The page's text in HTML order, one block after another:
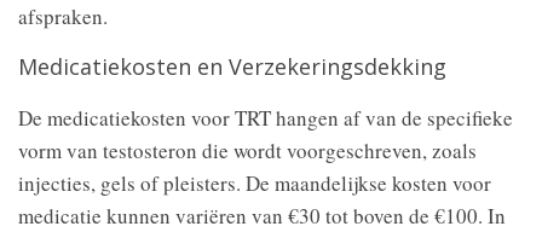
afspraken.
Medicatiekosten en Verzekeringsdekking
De medicatiekosten voor TRT hangen af van de specifieke
vorm van testosteron die wordt voorgeschreven, zoals
injecties, gels of pleisters. De maandelijkse kosten voor
medicatie kunnen variëren van €30 tot boven de €100. In